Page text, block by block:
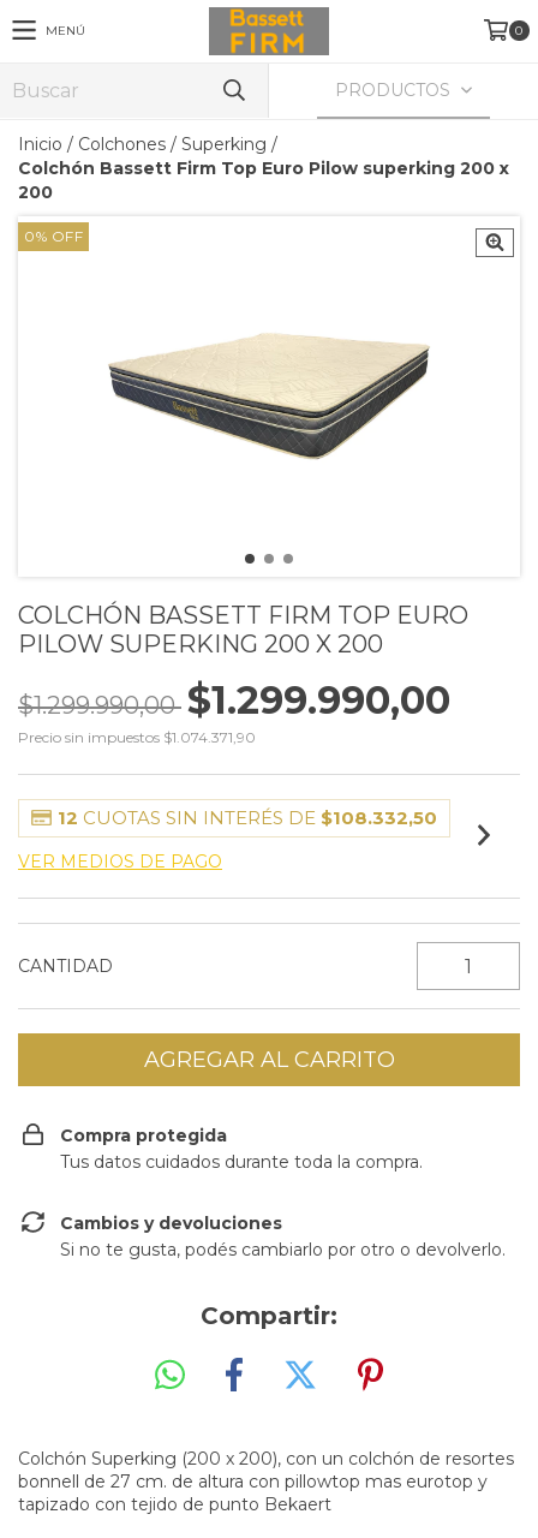
MENÚ 0
PRODUCTOS
Inicio / Colchones / Superking /
Colchón Bassett Firm Top Euro Pilow superking 200 x
200
0% OFF
COLCHÓN BASSETT FIRM TOP EURO
PILOW SUPERKING 200 X 200
$1.299.990,00 $1.299.990,00
Precio sin impuestos $1.074.371,90
12 CUOTAS SIN INTERÉS DE $108.332,50
VER MEDIOS DE PAGO
CANTIDAD
Compra protegida
Tus datos cuidados durante toda la compra.
Cambios y devoluciones
Si no te gusta, podés cambiarlo por otro o devolverlo.
Compartir:
Colchón Superking (200 x 200), con un colchón de resortes
bonnell de 27 cm. de altura con pillowtop mas eurotop y
tapizado con tejido de punto Bekaert